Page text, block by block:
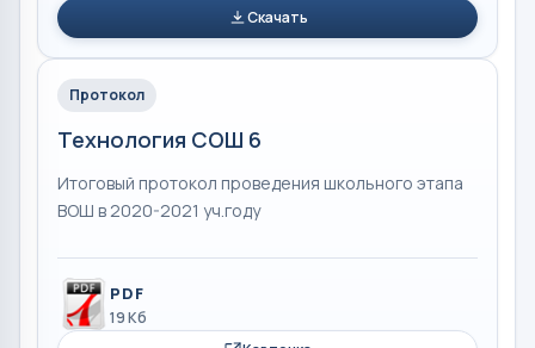
Скачать
Протокол
Технология СОШ 6
Итоговый протокол проведения школьного этапа
ВОШ в 2020-2021 уч.году
PDF
19 Кб